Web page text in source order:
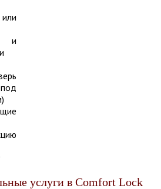
и
услуги в Comfort Lock